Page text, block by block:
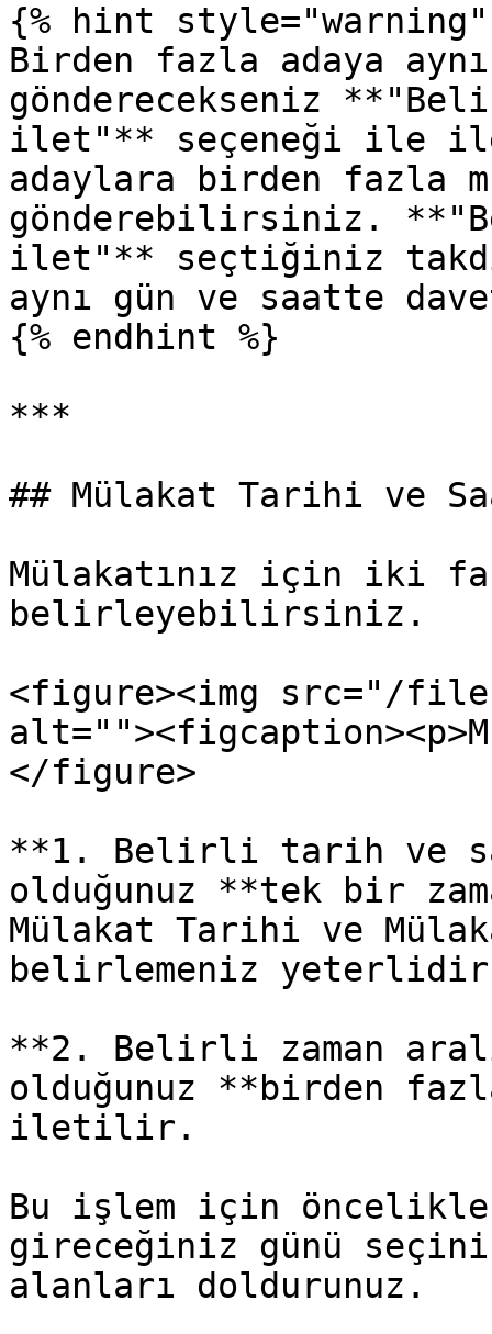
{% hint style="warning"
Birden fazla adaya
gönderecekseniz
ilet"** seçeneği ile
adaylara birden fazla
gönderebilirsiniz.
ilet"** seçtiğiniz
aynı gün ve saatte
{% endhint %}
***
## Mülakat Tarihi ve
Mülakatınız için iki
belirleyebilirsiniz.
<figure><img src="/files/
</figure>
**1. Belirli tarih ve
olduğunuz **tek bir
Mülakat Tarihi ve
belirlemeniz
**2. Belirli zaman
olduğunuz **birden
iletilir.
Bu işlem için
gireceğiniz günü
alanları doldurunuz.